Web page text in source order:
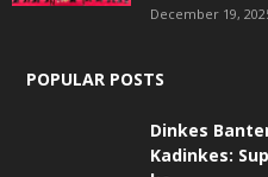
December 19,
POPULAR POSTS
Dinkes
Kadinkes: